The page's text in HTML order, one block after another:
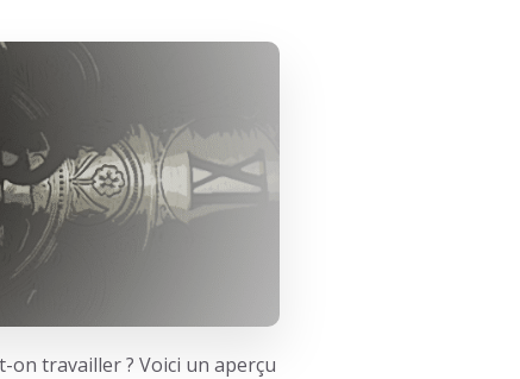
on travailler ? Voici un aperçu